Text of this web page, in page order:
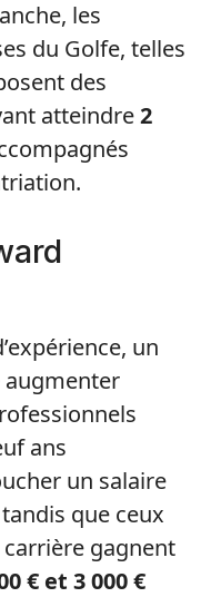
les
du Golfe, telles
des
atteindre2
un
augmenter
ans
un salaire
que ceux
gagnent
€ et 3 000 €